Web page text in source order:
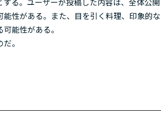
る。ユーザーが投稿した内容は、全体公開
性がある。また、目を引く料理、印象的な
能性がある。
だ。